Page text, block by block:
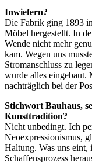
Inwiefern?
Die Fabrik ging 1893
Möbel hergestellt. In
Wende nicht mehr
kam. Wegen uns
Stromanschluss zu
wurde alles eingebaut.
nachträglich bei der
Stichwort Bauhaus,
Kunsttradition?
Nicht unbedingt. Ich
Neoexpressionismus,
Haltung. Was uns eint,
Schaffensprozess